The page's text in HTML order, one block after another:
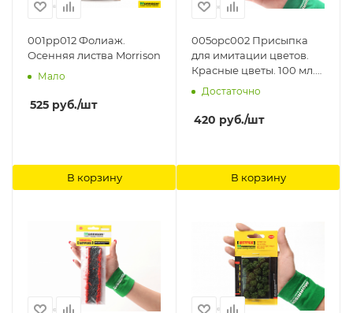
001pp012 Фолиаж.
Осенняя листва Morrison
Мало
525 руб./шт
В корзину
005opc002 Присыпка
для имитации цветов.
Красные цветы. 100 мл.
Morrison
Достаточно
420 руб./шт
В корзину